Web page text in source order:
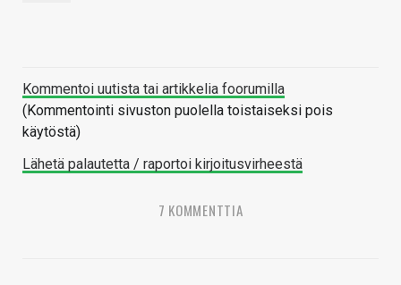
Kommentoi uutista tai artikkelia foorumilla
(Kommentointi sivuston puolella toistaiseksi pois
käytöstä)
Lähetä palautetta / raportoi kirjoitusvirheestä
7 KOMMENTTIA